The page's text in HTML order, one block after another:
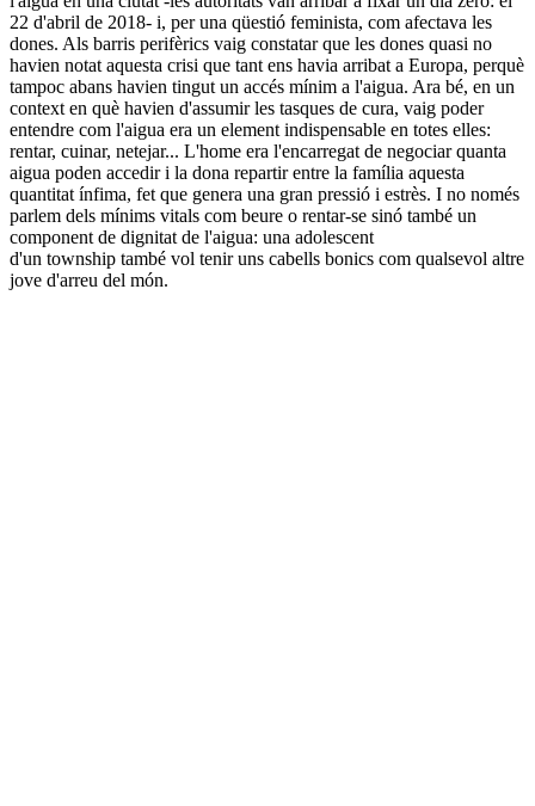
22 d'abril de 2018- i, per una qüestió feminista, com afectava les
dones. Als barris perifèrics vaig constatar que les dones quasi no
havien notat aquesta crisi que tant ens havia arribat a Europa, perquè
tampoc abans havien tingut un accés mínim a l'aigua. Ara bé, en un
context en què havien d'assumir les tasques de cura, vaig poder
entendre com l'aigua era un element indispensable en totes elles:
rentar, cuinar, netejar... L'home era l'encarregat de negociar quanta
aigua poden accedir i la dona repartir entre la família aquesta
quantitat ínfima, fet que genera una gran pressió i estrès. I no només
parlem dels mínims vitals com beure o rentar-se sinó també un
component de dignitat de l'aigua: una adolescent
d'un township també vol tenir uns cabells bonics com qualsevol altre
jove d'arreu del món.